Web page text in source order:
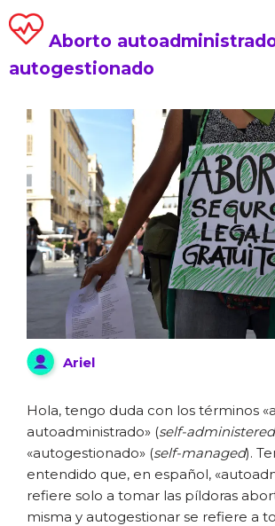
Aborto
autogestionado
Ariel
Hola, tengo duda con los términos
autoadministrado» (self-administered
«autogestionado» (self-managed).
entendido que, en español,
refiere solo a tomar las píldoras
misma y autogestionar se refiere a